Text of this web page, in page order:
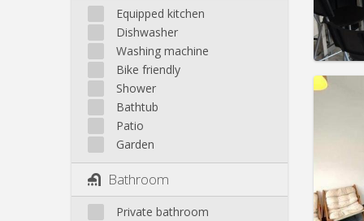
Equipped kitchen
Dishwasher
Washing machine
Bike friendly
Shower
Bathtub
Patio
Garden
Bathroom
Private bathroom